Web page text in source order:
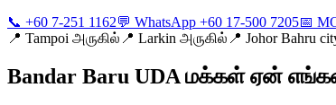
📞 +60 7-251 1162💬 WhatsApp +60 17-500 7205📅
📍 Tampoi அருகில் 📍 Larkin அருகில் 📍 Johor Bahru
Bandar Baru UDA மக்கள் ஏன்